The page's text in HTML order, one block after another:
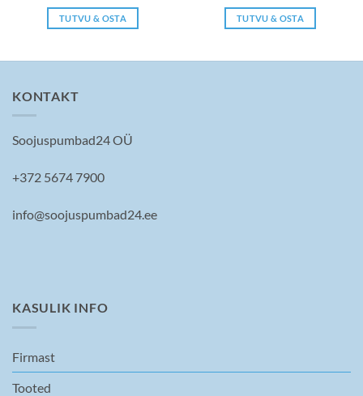
TUTVU & OSTA
oli:
1815 €.
is:
TUTVU & OSTA
KONTAKT
Soojuspumbad24 OÜ
+372 5674 7900
info@soojuspumbad24.ee
KASULIK INFO
Firmast
Tooted